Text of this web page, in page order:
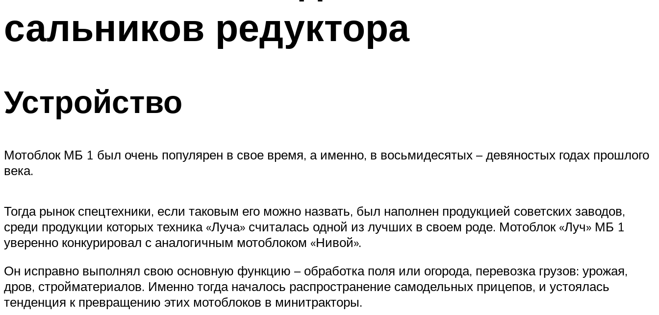
сальников редуктора
Устройство
Мотоблок МБ 1 был очень популярен в свое время, а именно, в восьмидесятых – девяностых годах прошлого
века.
Тогда рынок спецтехники, если таковым его можно назвать, был наполнен продукцией советских заводов,
среди продукции которых техника «Луча» считалась одной из лучших в своем роде. Мотоблок «Луч» МБ 1
уверенно конкурировал с аналогичным мотоблоком «Нивой».
Он исправно выполнял свою основную функцию – обработка поля или огорода, перевозка грузов: урожая,
дров, стройматериалов. Именно тогда началось распространение самодельных прицепов, и устоялась
тенденция к превращению этих мотоблоков в минитракторы.